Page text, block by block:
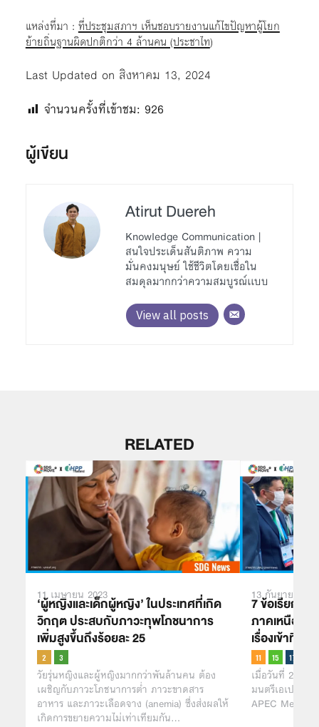
แหล่งที่มา :ที่ประชุมสภาฯ เห็นชอบรายงานแก้ไขปัญหาผู้โยก
ย้ายถิ่นฐานผิดปกติกว่า 4 ล้านคน (ประชาไท)
Last Updated on สิงหาคม 13, 2024
จำนวนครั้งที่เข้าชม: 926
ผู้เขียน
Atirut Duereh
Knowledge Communication |
สนใจประเด็นสันติภาพ ความ
มั่นคงมนุษย์ ใช้ชีวิตโดยเชื่อใน
สมดุลมากกว่าความสมบูรณ์เเบบ
View all posts
RELATED
11 เมษายน 2023
‘ผู้หญิงและเด็กผู้หญิง’ ในประเทศที่เกิด
วิกฤต ประสบกับภาวะทุพโภชนาการ
เพิ่มสูงขึ้นถึงร้อยละ 25
วัยรุ่นหญิงและผู้หญิงมากกว่าพันล้านคน ต้อง
เผชิญกับภาวะโภชนาการต่ำ ภาวะขาดสาร
อาหาร และภาวะเลือดจาง (anemia) ซึ่งส่งผลให้
เกิดการขยายความไม่เท่าเทียมกัน…
13 กันยายน
7 ข้อเรียกร้
ภาคเหนือ’
เรื่องเข้าที่ปร
เมื่อวันที่ 23 –
มนตรีเอเปคด้า
APEC